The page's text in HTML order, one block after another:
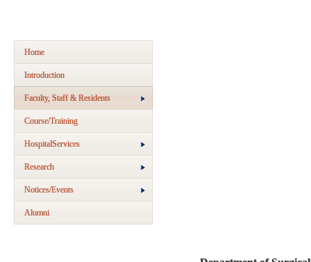
Home
Introduction
Faculty, Staff & Residents
Course/Training
HospitalServices
Research
Notices/Events
Alumni